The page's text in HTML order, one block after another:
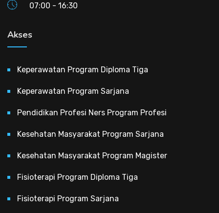
07:00 - 16:30
Akses
Keperawatan Program Diploma Tiga
Keperawatan Program Sarjana
Pendidikan Profesi Ners Program Profesi
Kesehatan Masyarakat Program Sarjana
Kesehatan Masyarakat Program Magister
Fisioterapi Program Diploma Tiga
Fisioterapi Program Sarjana